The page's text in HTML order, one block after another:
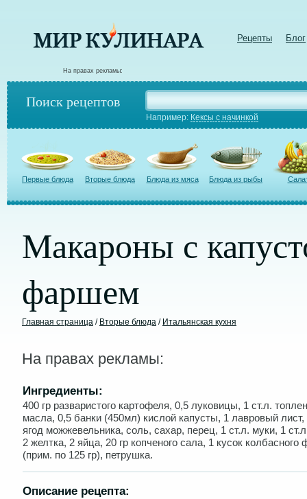
Рецепты Блог
На правах рекламы:
Поиск рецептов
Например: Кексы с начинкой
Первые блюда Вторые блюда Блюда из мяса Блюда из рыбы
Макароны с
фаршем
Главная страница / Вторые блюда / Итальянская кухня
На правах рекламы:
Ингредиенты:
400 гр разваристого картофеля, 0,5 луковицы, 1 ст.л.
масла, 0,5 банки (450мл) кислой капусты, 1 лавровый лист,
ягод можжевельника, соль, сахар, перец, 1 ст.л. муки, 1
2 желтка, 2 яйца, 20 гр копченого сала, 1 кусок колбасного
(прим. по 125 гр), петрушка.
Описание рецепта: